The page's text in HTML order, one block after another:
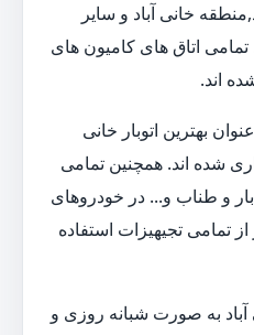
خانی آباد و سایر
اتاق های کامیون های
اند.
بهترین اتوبار خانی
شده اند. همچنین تمامی
و طناب و... در خودروهای
تمامی تجیهیزات استفاده
آباد به صورت شبانه روزی و